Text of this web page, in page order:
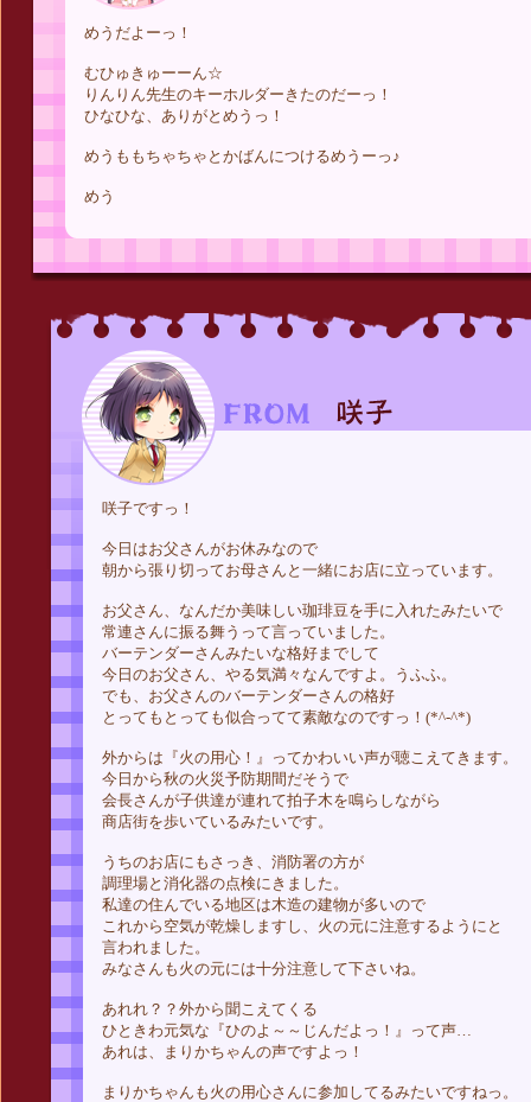
めうだよーっ！
むひゅきゅーーん☆
りんりん先生のキーホルダーきたのだーっ！
ひなひな、ありがとめうっ！
めうももちゃちゃとかばんにつけるめうーっ♪
めう
咲子ですっ！
今日はお父さんがお休みなので
朝から張り切ってお母さんと一緒にお店に立っています。
お父さん、なんだか美味しい珈琲豆を手に入れたみたいで
常連さんに振る舞うって言っていました。
バーテンダーさんみたいな格好までして
今日のお父さん、やる気満々なんですよ。うふふ。
でも、お父さんのバーテンダーさんの格好
とってもとっても似合ってて素敵なのですっ！(*^-^*)
外からは『火の用心！』ってかわいい声が聴こえてきます。
今日から秋の火災予防期間だそうで
会長さんが子供達が連れて拍子木を鳴らしながら
商店街を歩いているみたいです。
うちのお店にもさっき、消防署の方が
調理場と消化器の点検にきました。
私達の住んでいる地区は木造の建物が多いので
これから空気が乾燥しますし、火の元に注意するようにと
言われました。
みなさんも火の元には十分注意して下さいね。
あれれ？？外から聞こえてくる
ひときわ元気な『ひのよ～～じんだよっ！』って声…
あれは、まりかちゃんの声ですよっ！
まりかちゃんも火の用心さんに参加してるみたいですねっ。